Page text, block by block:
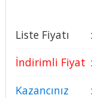
Liste Fiyatı :
İndirimli Fiyat :
Kazancınız
: